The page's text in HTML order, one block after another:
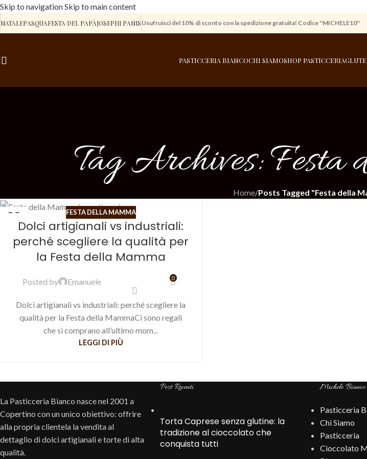
Skip to navigationSkip to main content
NATALEPASQUAFESTA DEL PAPÀJOSEPHI PANIS Usufruisci del 10% di sconto con la spedizione gratuita! Codice ''MICHELE10''
PASTICCERIA BIANCOCHI SIAMOSHOP PASTICCERIA
Tag Archives:
Home/Posts Tagged "Festa della
29
APR
FESTA DELLA MAMMA
Dolci artigianali vs industriali:
perché scegliere la qualità per
la Festa della Mamma
Posted by Emanuele 0
Dolci artigianali vs industriali: perché scegliere la
qualità per la Festa della MammaCi sono regali
che si comprano all’ultimo mom...
LEGGI DI PIÙ
La Pasticceria Bianco nasce nel 2001 a
Copertino con un unico obiettivo: offrire
alla propria clientela la vendita al
dettaglio di dolci artigianali e torte di alta
qualità.
Post Recenti
Torta Caprese senza glutine: la
tradizione al cioccolato che
conquista tutti
Michele Bianco
Pasticceria
Chi Siamo
Pasticceria
Cioccolato